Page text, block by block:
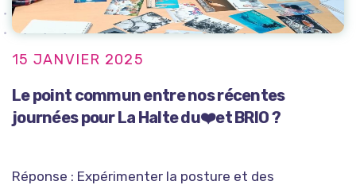
15 JANVIER 2025
Le point commun entre nos récentes
journées pour La Halte du❤️et BRIO ?
Réponse : Expérimenter la posture et des